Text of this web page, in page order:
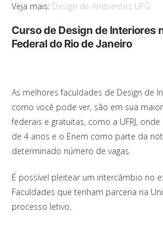
Veja mais: Design de Ambientes UFG
Curso de Design de Interiores
Federal do Rio de Janeiro
As melhores faculdades de Design de
como você pode ver, são em sua
federais e gratuitas, como a UFRJ,
de 4 anos e o Enem como parte da
determinado número de vagas.
É possível pleitear um intercâmbio no
Faculdades que tenham parceria na
processo letivo.